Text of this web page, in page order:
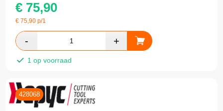
€ 75,90
€75,90 p/1
1 op voorraad
428068